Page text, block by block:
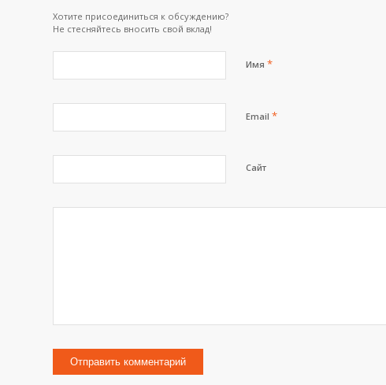
Хотите присоединиться к обсуждению?
Не стесняйтесь вносить свой вклад!
Имя *
Email *
Сайт